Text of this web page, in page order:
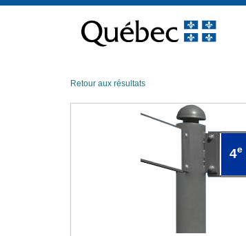
contenu
Retour aux résultats
4e